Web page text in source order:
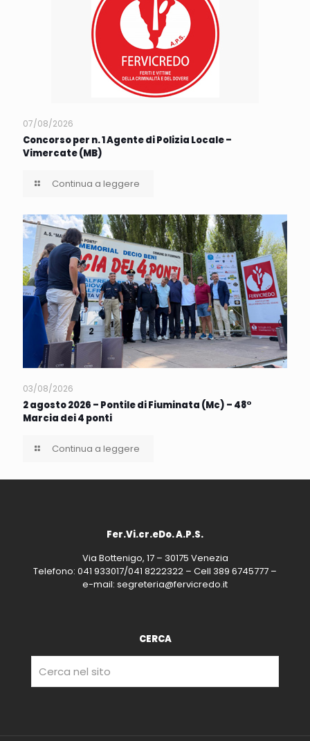
07/08/2026
Concorso per n. 1 Agente di Polizia Locale –
Vimercate (MB)
Continua a leggere
03/08/2026
2 agosto 2026 – Pontile di Fiuminata (Mc) – 48°
Marcia dei 4 ponti
Continua a leggere
Fer.Vi.cr.eDo. A.P.S.
Via Bottenigo, 17 – 30175 Venezia
Telefono: 041 933017/041 8222322 – Cell 389 6745777 –
e-mail: segreteria@fervicredo.it
CERCA